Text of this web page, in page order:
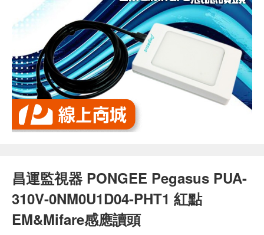
昌運監視器 PONGEE Pegasus PUA-
310V-0NM0U1D04-PHT1 紅點
EM&Mifare感應讀頭